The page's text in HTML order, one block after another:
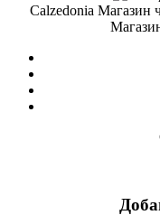
Calzedonia Магазин